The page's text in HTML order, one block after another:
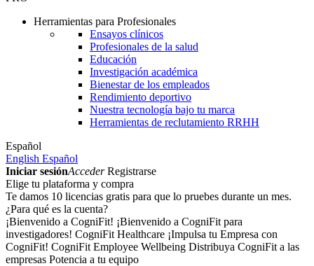
Herramientas para Profesionales
Ensayos clínicos
Profesionales de la salud
Educación
Investigación académica
Bienestar de los empleados
Rendimiento deportivo
Nuestra tecnología bajo tu marca
Herramientas de reclutamiento RRHH
Español
English Español
Iniciar sesiónAcceder Registrarse
Elige tu plataforma y compra
Te damos 10 licencias gratis para que lo pruebes durante un mes.
¿Para qué es la cuenta?
¡Bienvenido a CogniFit! ¡Bienvenido a CogniFit para
investigadores! CogniFit Healthcare ¡Impulsa tu Empresa con
CogniFit! CogniFit Employee Wellbeing Distribuya CogniFit a las
empresas Potencia a tu equipo